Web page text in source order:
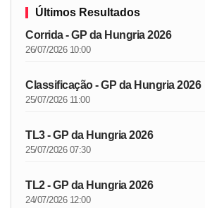
Últimos Resultados
Corrida - GP da Hungria 2026
26/07/2026 10:00
Classificação - GP da Hungria 2026
25/07/2026 11:00
TL3 - GP da Hungria 2026
25/07/2026 07:30
TL2 - GP da Hungria 2026
24/07/2026 12:00